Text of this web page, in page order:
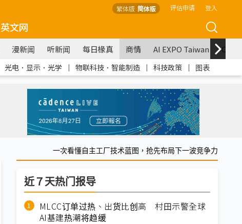
繁体版 简体版 评估申请 登入
英文网
漫新闻 听新闻 每日椽真 商情 AI EXPO Taiwan
光电．显示．光学 ｜ 物联科技．智能制造 ｜ 科技政策 ｜ 图表
一次看懂自主工厂技术蓝图，抢先布局下一波竞争力
近７天热门报导
MLCC订单过热、出货比创高 村田示警全球
AI基建热潮将趋缓